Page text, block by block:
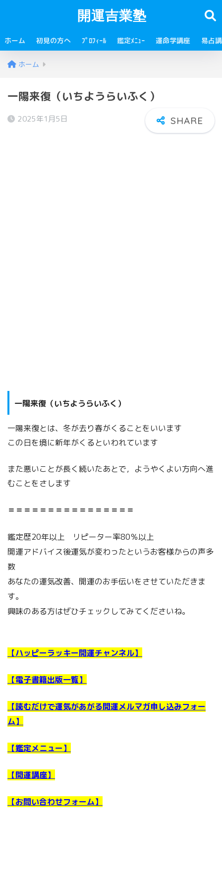
開運吉業塾
ホーム 初見の方へ ﾌﾟﾛﾌｨｰﾙ 鑑定ﾒﾆｭｰ 運命学講座 易占
ホーム
一陽来復（いちようらいふく）
2025年1月5日
一陽来復（いちようらいふく）
一陽来復とは、冬が去り春がくることをいいます
この日を境に新年がくるといわれています
また悪いことが長く続いたあとで，ようやくよい方向へ進
むことをさします
＝＝＝＝＝＝＝＝＝＝＝＝＝＝＝＝
鑑定歴20年以上 リピーター率80％以上
開運アドバイス後運気が変わったというお客様からの声多
数
あなたの運気改善、開運のお手伝いをさせていただきま
す。
興味のある方はぜひチェックしてみてくださいね。
【ハッピーラッキー開運チャンネル】
【電子書籍出版一覧】
【読むだけで運気があがる開運メルマガ申し込みフォー
ム】
【鑑定メニュー】
【開運講座】
【お問い合わせフォーム】